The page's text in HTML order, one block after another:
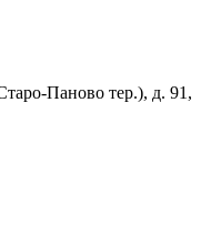
Паново тер.), д. 91,